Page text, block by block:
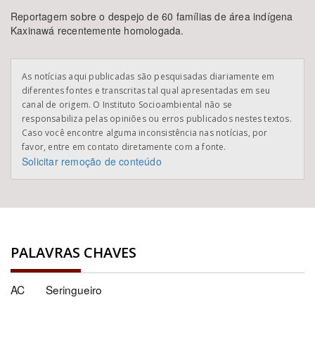
Reportagem sobre o despejo de 60 famílias de área indígena
Kaxinawá recentemente homologada.
As notícias aqui publicadas são pesquisadas diariamente em
diferentes fontes e transcritas tal qual apresentadas em seu
canal de origem. O Instituto Socioambiental não se
responsabiliza pelas opiniões ou erros publicados nestes textos.
Caso você encontre alguma inconsistência nas notícias, por
favor, entre em contato diretamente com a fonte.
Solicitar remoção de conteúdo
PALAVRAS CHAVES
AC Seringueiro